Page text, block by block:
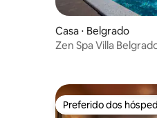
Casa ⋅ Belgrado
Zen Spa Villa
Preferido dos
Preferido dos